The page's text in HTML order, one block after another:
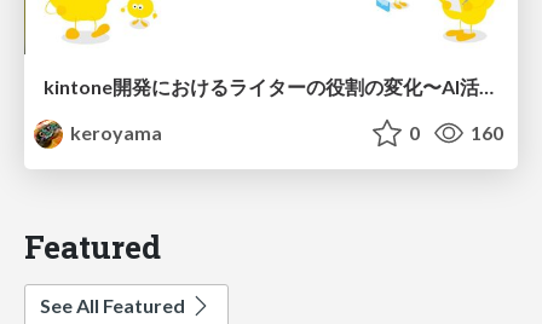
kintone開発における​ライターの役割の変化​〜AI活用を添えて〜 / Changes in the Role of Writers in Kintone Development
keroyama
0 160
Featured
See All Featured